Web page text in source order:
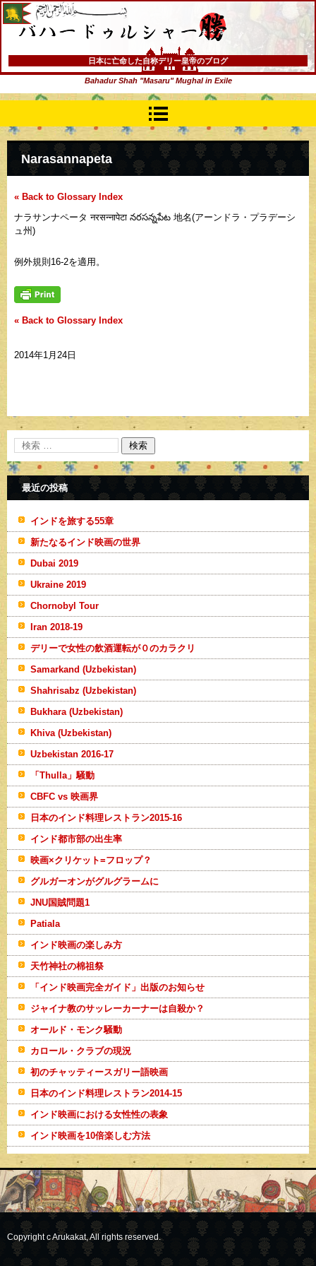
バハードゥルシャー勝(まさる)
日本に亡命した自称デリー皇帝のブログ
Bahadur Shah "Masaru" Mughal in Exile
Narasannapeta
« Back to Glossary Index
ナラサンナペータ नरसन्नापेटा నరసన్నపేట 地名(アーンドラ・プラデーシ
ュ州)
例外規則16-2を適用。
« Back to Glossary Index
2014年1月24日
最近の投稿
インドを旅する55章
新たなるインド映画の世界
Dubai 2019
Ukraine 2019
Chornobyl Tour
Iran 2018-19
デリーで女性の飲酒運転が０のカラクリ
Samarkand (Uzbekistan)
Shahrisabz (Uzbekistan)
Bukhara (Uzbekistan)
Khiva (Uzbekistan)
Uzbekistan 2016-17
「Thulla」騒動
CBFC vs 映画界
日本のインド料理レストラン2015-16
インド都市部の出生率
映画×クリケット=フロップ？
グルガーオンがグルグラームに
JNU国賊問題1
Patiala
インド映画の楽しみ方
天竹神社の棉祖祭
「インド映画完全ガイド」出版のお知らせ
ジャイナ教のサッレーカーナーは自殺か？
オールド・モンク騒動
カロール・クラブの現況
初のチャッティースガリー語映画
日本のインド料理レストラン2014-15
インド映画における女性性の表象
インド映画を10倍楽しむ方法
Copyright c Arukakat, All rights reserved.